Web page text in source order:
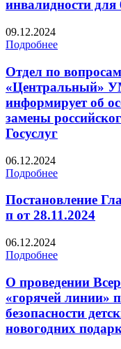
инвалидности
09.12.2024
Подробнее
Отдел по
«Центральный»
информирует об
замены
Госуслуг
06.12.2024
Подробнее
Постановление
п от 28.11.2024
06.12.2024
Подробнее
О проведении
«горячей линии»
безопасности
новогодних